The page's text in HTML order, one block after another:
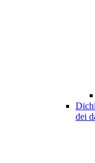
dei